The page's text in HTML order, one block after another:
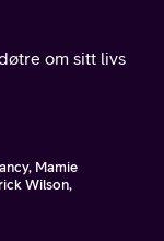
om sitt livs
Mamie
Wilson,